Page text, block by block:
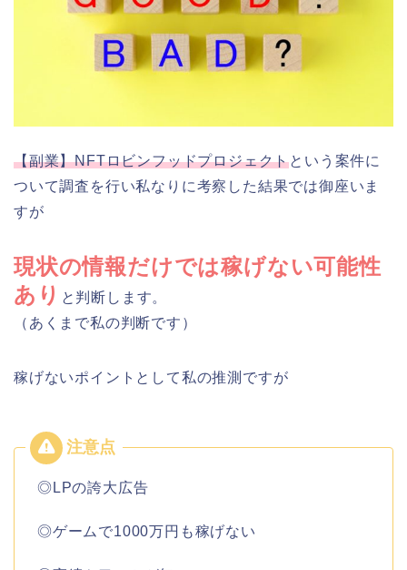
【副業】NFTロビンフッドプロジェクトという案件に
ついて調査を行い私なりに考察した結果では御座いま
すが
現状の情報だけでは稼げない可能性
あり と判断します。
（あくまで私の判断です）
稼げないポイントとして私の推測ですが
◎LPの誇大広告
◎ゲームで1000万円も稼げない